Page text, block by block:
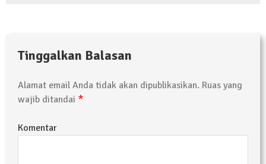
Tinggalkan Balasan
Alamat email Anda tidak akan dipublikasikan. Ruas yang
wajib ditandai *
Komentar